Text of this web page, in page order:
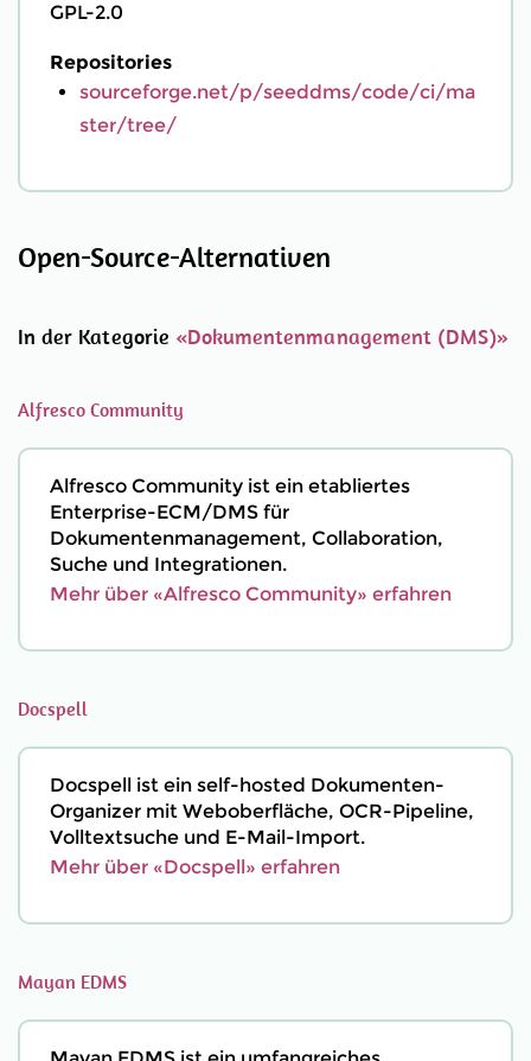
GPL-2.0
Repositories
sourceforge.net/p/seeddms/code/ci/ma
ster/tree/
Open-Source-Alternativen
In der Kategorie «Dokumentenmanagement (DMS)»
Alfresco Community
Alfresco Community ist ein etabliertes
Enterprise-ECM/DMS für
Dokumentenmanagement, Collaboration,
Suche und Integrationen.
Mehr über «Alfresco Community» erfahren
Docspell
Docspell ist ein self-hosted Dokumenten-
Organizer mit Weboberfläche, OCR-Pipeline,
Volltextsuche und E-Mail-Import.
Mehr über «Docspell» erfahren
Mayan EDMS